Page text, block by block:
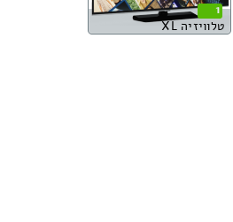
1
טלוויזיה XL